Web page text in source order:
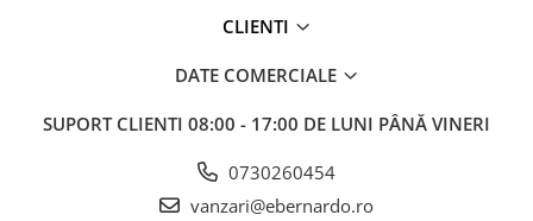
CLIENTI
DATE COMERCIALE
SUPORT CLIENTI 08:00 - 17:00 DE LUNI PÂNĂ VINERI
0730260454
vanzari@ebernardo.ro